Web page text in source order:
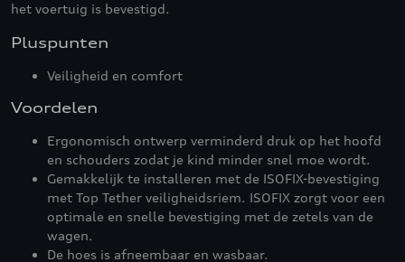
het voertuig is bevestigd.
Pluspunten
Veiligheid en comfort
Voordelen
Ergonomisch ontwerp verminderd druk op het hoofd
en schouders zodat je kind minder snel moe wordt.
Gemakkelijk te installeren met de ISOFIX-bevestiging
met Top Tether veiligheidsriem. ISOFIX zorgt voor een
optimale en snelle bevestiging met de zetels van de
wagen.
De hoes is afneembaar en wasbaar.